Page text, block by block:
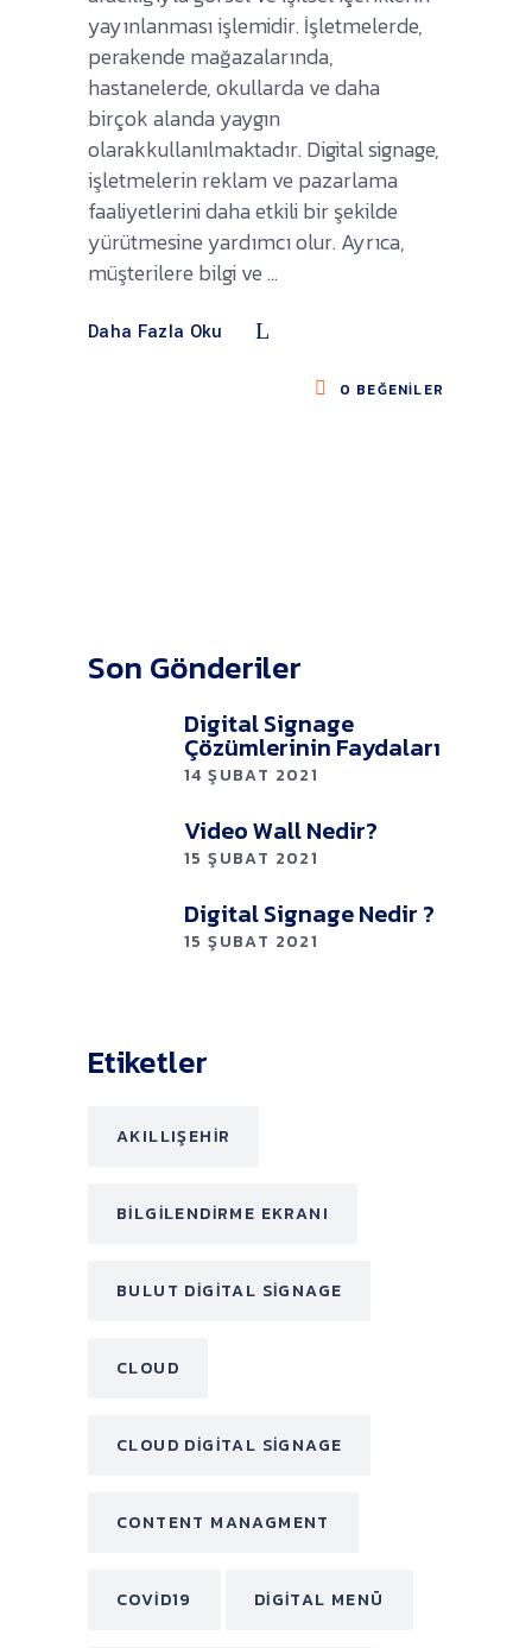
yayınlanması işlemidir. İşletmelerde,
perakende mağazalarında,
hastanelerde, okullarda ve daha
birçok alanda yaygın
olarakkullanılmaktadır. Digital signage,
işletmelerin reklam ve pazarlama
faaliyetlerini daha etkili bir şekilde
yürütmesine yardımcı olur. Ayrıca,
müşterilere bilgi ve
Daha Fazla Oku
0 BEĞENILER
Son Gönderiler
Digital Signage
Çözümlerinin Faydaları
14 ŞUBAT 2021
Video Wall Nedir?
15 ŞUBAT 2021
Digital Signage Nedir ?
15 ŞUBAT 2021
Etiketler
AKILLIŞEHIR
BILGILENDIRME EKRANI
BULUT DIGITAL SIGNAGE
CLOUD
CLOUD DIGITAL SIGNAGE
CONTENT MANAGMENT
COVID19 DIGITAL MENÜ